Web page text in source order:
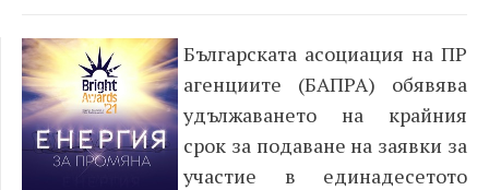
Българската асоциация на ПР
агенциите (БАПРА) обявява
удължаването на крайния
срок за подаване на заявки за
участие в единадесетото